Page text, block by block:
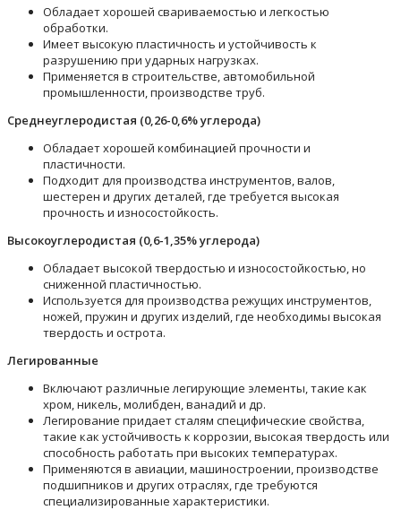
Обладает хорошей свариваемостью и легкостью
обработки.
Имеет высокую пластичность и устойчивость к
разрушению при ударных нагрузках.
Применяется в строительстве, автомобильной
промышленности, производстве труб.
Среднеуглеродистая (0,26-0,6% углерода)
Обладает хорошей комбинацией прочности и
пластичности.
Подходит для производства инструментов, валов,
шестерен и других деталей, где требуется высокая
прочность и износостойкость.
Высокоуглеродистая (0,6-1,35% углерода)
Обладает высокой твердостью и износостойкостью, но
сниженной пластичностью.
Используется для производства режущих инструментов,
ножей, пружин и других изделий, где необходимы высокая
твердость и острота.
Легированные
Включают различные легирующие элементы, такие как
хром, никель, молибден, ванадий и др.
Легирование придает сталям специфические свойства,
такие как устойчивость к коррозии, высокая твердость или
способность работать при высоких температурах.
Применяются в авиации, машиностроении, производстве
подшипников и других отраслях, где требуются
специализированные характеристики.